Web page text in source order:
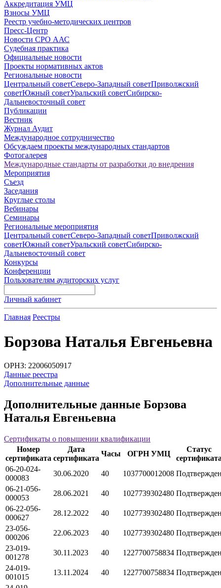
Аккредитация УМЦ
Взносы УМЦ
Реестр учебно-методических центров
Пресс-Центр
Новости СРО ААС
Судебная практика
Официальные новости
Проекты нормативных актов
Региональные новости
Центральный советСеверо-Западный советПриволжский
советЮжный советУральский советСибирско-
Дальневосточный совет
Публикации
Вестник
Журнал Аудит
Международное сотрудничество
Обсуждаем проекты международных стандартов
Фотогалерея
Международные стандарты от разработки до внедрения
Мероприятия
Съезд
Заседания
Круглые столы
Вебинары
Семинары
Региональные мероприятия
Центральный советСеверо-Западный советПриволжский
советЮжный советУральский советСибирско-
Дальневосточный совет
Конкурсы
Конференции
Пользователям аудиторских услуг
Личный кабинет
Главная Реестры
Борзова Наталья Евгеньевна
ОРНЗ: 22006050917
Данные реестра
Дополнительные данные
Дополнительные данные Борзова
Наталья Евгеньевна
Сертификаты о повышении квалификации
Номер
сертификата
Дата
сертификата
Часы ОГРН УМЦ
Статус
06-20-024-
000083
30.06.2020 40 1037700012008
06-21-056-
000053
28.06.2021 40 1027739302480
06-22-056-
000627
28.12.2022 40 1027739302480
23-056-
000206
22.06.2023 40 1027739302480
23-019-
001278
30.11.2023 40 1227700758834
24-019-
001015
13.11.2024 40 1227700758834